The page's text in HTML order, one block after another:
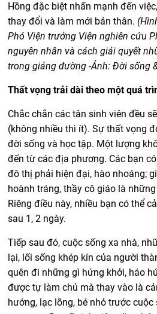
Hồng đặc biệt nhấn mạnh đến
thay đổi và làm mới bản thân.
Phó Viện trưởng Viện nghiên cứu
nguyên nhân và cách giải quyết
trong giảng đường -Ảnh: Đời sống
Thất vọng trải dài theo một quá
Chắc chắn các tân sinh viên đều
(không nhiều thì ít). Sự thất vọng
đời sống và học tập. Một lượng
đến từ các địa phương. Các bạn
đô thị phải hiện đại, hào nhoáng;
hoành tráng, thầy cô giáo là
Riêng điều này, nhiều bạn có thể
sau 1, 2 ngày.
Tiếp sau đó, cuộc sống xa nhà,
lại, lối sống khép kín của người
quên đi những gì hứng khởi, háo
được tự làm chủ mà thay vào là
hướng, lạc lõng, bé nhỏ trước cuộc